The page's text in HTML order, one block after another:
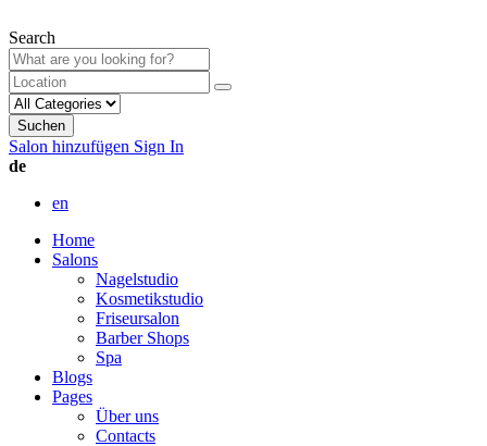
Search
Suchen
Salon hinzufügen Sign In
de
en
Home
Salons
Nagelstudio
Kosmetikstudio
Friseursalon
Barber Shops
Spa
Blogs
Pages
Über uns
Contacts